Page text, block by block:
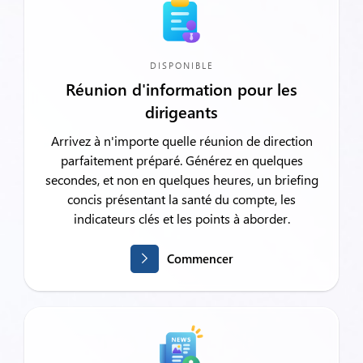
DISPONIBLE
Réunion d'information pour les
dirigeants
Arrivez à n'importe quelle réunion de direction
parfaitement préparé. Générez en quelques
secondes, et non en quelques heures, un briefing
concis présentant la santé du compte, les
indicateurs clés et les points à aborder.
Commencer